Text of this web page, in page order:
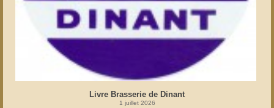
Livre Brasserie de Dinant
1 juillet 2026